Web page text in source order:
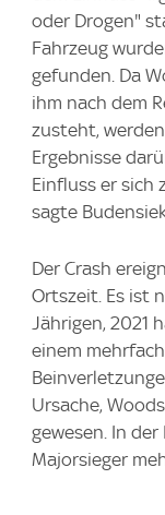
oder Drogen"
Fahrzeug
gefunden. Da
ihm nach dem
zusteht,
Ergebnisse
Einfluss er sich
sagte
Der Crash
Ortszeit. Es ist
Jährigen, 2021
einem
Ursache,
gewesen. In
Majorsieger